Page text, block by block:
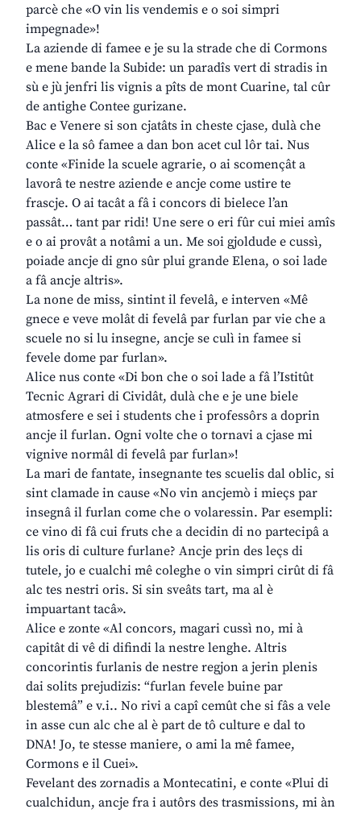
parcè che «O vin lis vendemis e o soi simpri
impegnade»!
La aziende di famee e je su la strade che di Cormons
e mene bande la Subide: un paradîs vert di stradis in
sù e jù jenfri lis vignis a pîts de mont Cuarine, tal cûr
de antighe Contee gurizane.
Bac e Venere si son cjatâts in cheste cjase, dulà che
Alice e la sô famee a dan bon acet cul lôr tai. Nus
conte «Finide la scuele agrarie, o ai scomençât a
lavorâ te nestre aziende e ancje come ustire te
frascje. O ai tacât a fâ i concors di bielece l’an
passât… tant par ridi! Une sere o eri fûr cui miei amîs
e o ai provât a notâmi a un. Me soi gjoldude e cussì,
poiade ancje di gno sûr plui grande Elena, o soi lade
a fâ ancje altris».
La none de miss, sintint il fevelâ, e interven «Mê
gnece e veve molât di fevelâ par furlan par vie che a
scuele no si lu insegne, ancje se culì in famee si
fevele dome par furlan».
Alice nus conte «Di bon che o soi lade a fâ l’Istitût
Tecnic Agrari di Cividât, dulà che e je une biele
atmosfere e sei i students che i professôrs a doprin
ancje il furlan. Ogni volte che o tornavi a cjase mi
vignive normâl di fevelâ par furlan»!
La mari de fantate, insegnante tes scuelis dal oblic, si
sint clamade in cause «No vin ancjemò i mieçs par
insegnâ il furlan come che o volaressin. Par esempli:
ce vino di fâ cui fruts che a decidin di no partecipâ a
lis oris di culture furlane? Ancje prin des leçs di
tutele, jo e cualchi mê coleghe o vin simpri cirût di fâ
alc tes nestri oris. Si sin sveâts tart, ma al è
impuartant tacâ».
Alice e zonte «Al concors, magari cussì no, mi à
capitât di vê di difindi la nestre lenghe. Altris
concorintis furlanis de nestre regjon a jerin plenis
dai solits prejudizis: “furlan fevele buine par
blestemâ” e v.i.. No rivi a capî cemût che si fâs a vele
in asse cun alc che al è part de tô culture e dal to
DNA! Jo, te stesse maniere, o ami la mê famee,
Cormons e il Cuei».
Fevelant des zornadis a Montecatini, e conte «Plui di
cualchidun, ancje fra i autôrs des trasmissions, mi àn